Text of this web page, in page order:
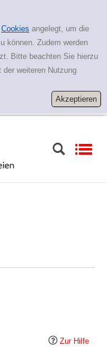
Cookies angelegt, um die
können. Zudem werden
Bitte beachten Sie hierzu
der weiteren Nutzung
Zur Hilfe